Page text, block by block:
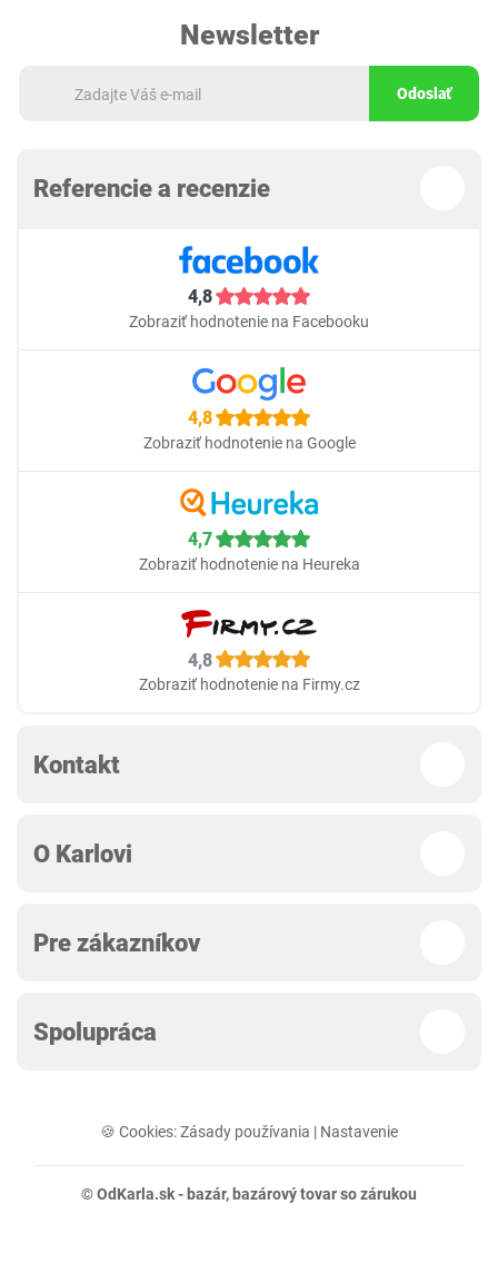
Newsletter
Odoslať
Referencie a recenzie
4,8
Zobraziť hodnotenie na Facebooku
4,8
Zobraziť hodnotenie na Google
4,7
Zobraziť hodnotenie na Heureka
4,8
Zobraziť hodnotenie na Firmy.cz
Kontakt
O Karlovi
Pre zákazníkov
Spolupráca
🍪 Cookies:Zásady používania | Nastavenie
© OdKarla.sk - bazár, bazárový tovar so zárukou